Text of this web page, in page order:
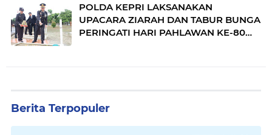
POLDA KEPRI LAKSANAKAN
UPACARA ZIARAH DAN TABUR BUNGA
PERINGATI HARI PAHLAWAN KE-80
Berita Terpopuler